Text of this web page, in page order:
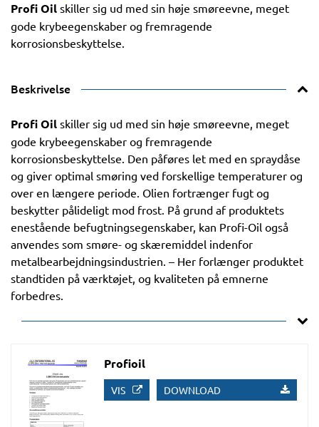
Profi Oil skiller sig ud med sin høje smøreevne, meget
gode krybeegenskaber og fremragende
korrosionsbeskyttelse.
Beskrivelse
Profi Oil skiller sig ud med sin høje smøreevne, meget
gode krybeegenskaber og fremragende
korrosionsbeskyttelse. Den påføres let med en spraydåse
og giver optimal smøring ved forskellige temperaturer og
over en længere periode. Olien fortrænger fugt og
beskytter pålideligt mod frost. På grund af produktets
enestående befugtningsegenskaber, kan Profi-Oil også
anvendes som smøre- og skæremiddel indenfor
metalbearbejdningsindustrien. – Her forlænger produktet
standtiden på værktøjet, og kvaliteten på emnerne
forbedres.
Profioil
VIS DOWNLOAD